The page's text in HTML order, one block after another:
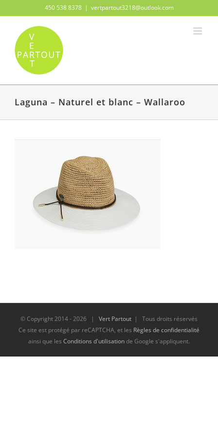
contenu
450 538 8378 | vertpartout3218@outlook.com
Laguna – Naturel et blanc – Wallaroo
© Copyright 2014 -2026 | Vert Partout | Tous droits réservés
Ce site est protégé par reCAPTCHA, et les Règles de confidentialité
ainsi que les Conditions d'utilisationde Google s'appliquent.